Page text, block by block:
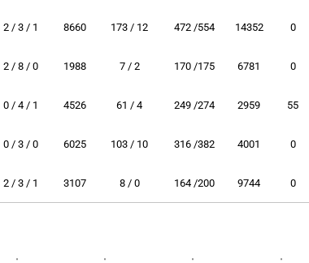
2 / 3 / 1 8660 173 / 12 472 /554 14352 0
2 / 8 / 0 1988 7 / 2 170 /175 6781 0
0 / 4 / 1 4526 61 / 4 249 /274 2959 55
0 / 3 / 0 6025 103 / 10 316 /382 4001 0
2 / 3 / 1 3107 8 / 0 164 /200 9744 0